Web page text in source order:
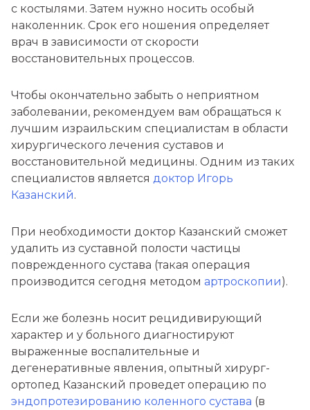
с костылями. Затем нужно носить особый
наколенник. Срок его ношения определяет
врач в зависимости от скорости
восстановительных процессов.
Чтобы окончательно забыть о неприятном
заболевании, рекомендуем вам обращаться к
лучшим израильским специалистам в области
хирургического лечения суставов и
восстановительной медицины. Одним из таких
специалистов является доктор Игорь
Казанский.
При необходимости доктор Казанский сможет
удалить из суставной полости частицы
поврежденного сустава (такая операция
производится сегодня методом артроскопии).
Если же болезнь носит рецидивирующий
характер и у больного диагностируют
выраженные воспалительные и
дегенеративные явления, опытный хирург-
ортопед Казанский проведет операцию по
эндопротезированию коленного сустава (в